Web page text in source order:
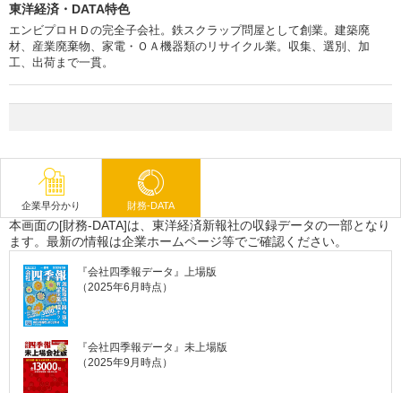
東洋経済・DATA特色
エンビプロＨＤの完全子会社。鉄スクラップ問屋として創業。建築廃
材、産業廃棄物、家電・ＯＡ機器類のリサイクル業。収集、選別、加
工、出荷まで一貫。
企業早分かり 財務-DATA
本画面の[財務-DATA]は、東洋経済新報社の収録データの一部となり
ます。最新の情報は企業ホームページ等でご確認ください。
『会社四季報データ』上場版
（2025年6月時点）
『会社四季報データ』未上場版
（2025年9月時点）